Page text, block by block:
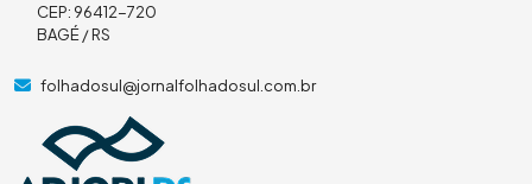
CEP: 96412-720
BAGÉ / RS
folhadosul@jornalfolhadosul.com.br